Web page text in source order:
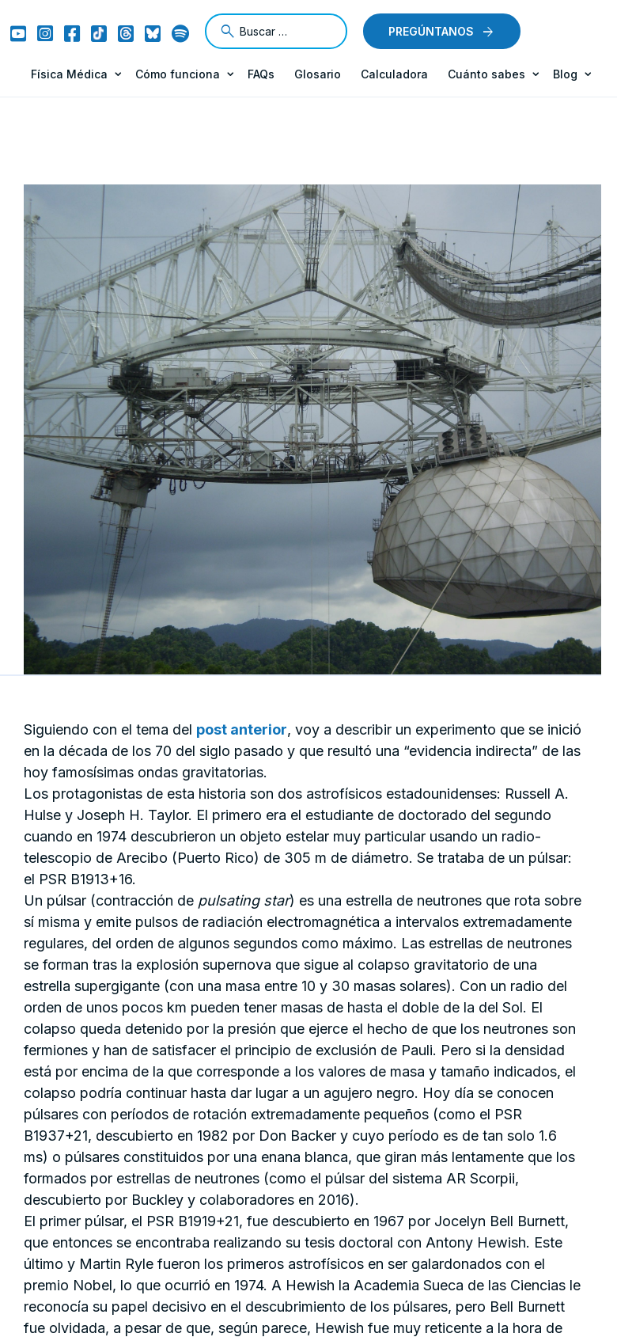
PREGÚNTANOS
Física Médica Cómo funciona FAQs Glosario Calculadora Cuánto sabes Blog
Siguiendo con el tema del post anterior, voy a describir un experimento que se inició
en la década de los 70 del siglo pasado y que resultó una “evidencia indirecta” de las
hoy famosísimas ondas gravitatorias.
Los protagonistas de esta historia son dos astrofísicos estadounidenses: Russell A.
Hulse y Joseph H. Taylor. El primero era el estudiante de doctorado del segundo
cuando en 1974 descubrieron un objeto estelar muy particular usando un radio-
telescopio de Arecibo (Puerto Rico) de 305 m de diámetro. Se trataba de un púlsar:
el PSR B1913+16.
Un púlsar (contracción de pulsating star) es una estrella de neutrones que rota sobre
sí misma y emite pulsos de radiación electromagnética a intervalos extremadamente
regulares, del orden de algunos segundos como máximo. Las estrellas de neutrones
se forman tras la explosión supernova que sigue al colapso gravitatorio de una
estrella supergigante (con una masa entre 10 y 30 masas solares). Con un radio del
orden de unos pocos km pueden tener masas de hasta el doble de la del Sol. El
colapso queda detenido por la presión que ejerce el hecho de que los neutrones son
fermiones y han de satisfacer el principio de exclusión de Pauli. Pero si la densidad
está por encima de la que corresponde a los valores de masa y tamaño indicados, el
colapso podría continuar hasta dar lugar a un agujero negro. Hoy día se conocen
púlsares con períodos de rotación extremadamente pequeños (como el PSR
B1937+21, descubierto en 1982 por Don Backer y cuyo período es de tan solo 1.6
ms) o púlsares constituidos por una enana blanca, que giran más lentamente que los
formados por estrellas de neutrones (como el púlsar del sistema AR Scorpii,
descubierto por Buckley y colaboradores en 2016).
El primer púlsar, el PSR B1919+21, fue descubierto en 1967 por Jocelyn Bell Burnett,
que entonces se encontraba realizando su tesis doctoral con Antony Hewish. Este
último y Martin Ryle fueron los primeros astrofísicos en ser galardonados con el
premio Nobel, lo que ocurrió en 1974. A Hewish la Academia Sueca de las Ciencias le
reconocía su papel decisivo en el descubrimiento de los púlsares, pero Bell Burnett
fue olvidada, a pesar de que, según parece, Hewish fue muy reticente a la hora de